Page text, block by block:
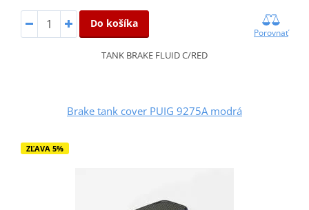
Do košíka
Porovnať
TANK BRAKE FLUID C/RED
Brake tank cover PUIG 9275A modrá
ZĽAVA 5%